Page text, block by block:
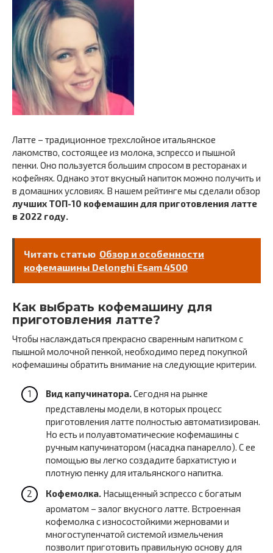
Латте – традиционное трехслойное итальянское
лакомство, состоящее из молока, эспрессо и пышной
пенки. Оно пользуется большим спросом в ресторанах и
кофейнях. Однако этот вкусный напиток можно получить и
в домашних условиях. В нашем рейтинге мы сделали обзор
лучших ТОП-10 кофемашин для приготовления латте
в 2022 году.
Читать статью Обзор и особенности
кофемашины Delonghi Esam 4500
Как выбрать кофемашину для
приготовления латте?
Чтобы наслаждаться прекрасно сваренным напитком с
пышной молочной пенкой, необходимо перед покупкой
кофемашины обратить внимание на следующие критерии.
Вид капучинатора.Сегодня на рынке
представлены модели, в которых процесс
приготовления латте полностью автоматизирован.
Но есть и полуавтоматические кофемашины с
ручным капучинатором (насадка панарелло). С ее
помощью вы легко создадите бархатистую и
плотную пенку для итальянского напитка.
Кофемолка. Насыщенный эспрессо с богатым
ароматом – залог вкусного латте. Встроенная
кофемолка с износостойкими жерновами и
многоступенчатой системой измельчения
позволит приготовить правильную основу для